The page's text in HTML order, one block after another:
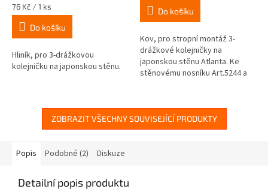
Měrná
cena:
76 Kč / 1 ks
Do košíku
Hliník, pro 3-drážkovou
kolejničku na japonskou stěnu.
Do košíku
Kov, pro stropní montáž 3-
drážkové kolejničky na
japonskou stěnu Atlanta. Ke
stěnovému nosníku Art.5244 a
ZOBRAZIT VŠECHNY SOUVISEJÍCÍ PRODUKTY
Popis Podobné (2) Diskuze
Detailní popis produktu